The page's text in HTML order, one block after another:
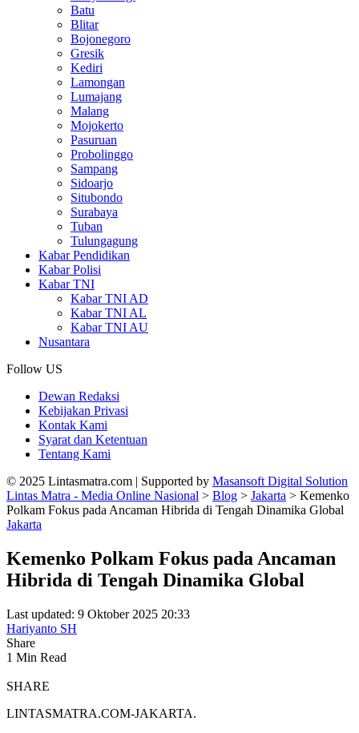
Batu
Blitar
Bojonegoro
Gresik
Kediri
Lamongan
Lumajang
Malang
Mojokerto
Pasuruan
Probolinggo
Sampang
Sidoarjo
Situbondo
Surabaya
Tuban
Tulungagung
Kabar Pendidikan
Kabar Polisi
Kabar TNI
Kabar TNI AD
Kabar TNI AL
Kabar TNI AU
Nusantara
Follow US
Dewan Redaksi
Kebijakan Privasi
Kontak Kami
Syarat dan Ketentuan
Tentang Kami
© 2025 Lintasmatra.com | Supported by Masansoft Digital Solution
Lintas Matra - Media Online Nasional > Blog > Jakarta > Kemenko
Polkam Fokus pada Ancaman Hibrida di Tengah Dinamika Global
Jakarta
Kemenko Polkam Fokus pada Ancaman
Hibrida di Tengah Dinamika Global
Last updated: 9 Oktober 2025 20:33
Hariyanto SH
Share
1 Min Read
SHARE
LINTASMATRA.COM-JAKARTA.